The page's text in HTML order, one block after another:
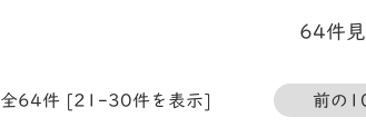
64件見
全64件 [21-30件を表示] 前の